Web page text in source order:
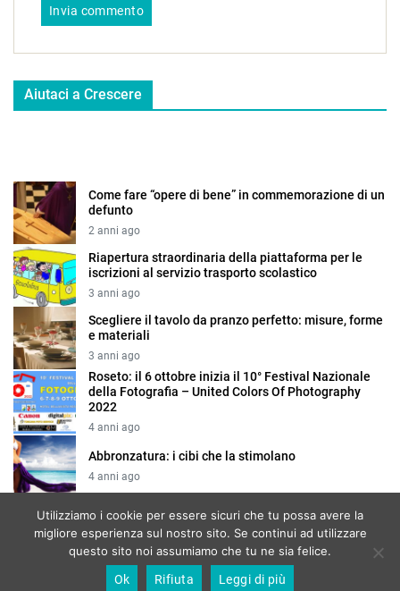
Aiutaci a Crescere
Come fare “opere di bene” in commemorazione di un
defunto
2 anni ago
Riapertura straordinaria della piattaforma per le
iscrizioni al servizio trasporto scolastico
3 anni ago
Scegliere il tavolo da pranzo perfetto: misure, forme
e materiali
3 anni ago
Roseto: il 6 ottobre inizia il 10° Festival Nazionale
della Fotografia – United Colors Of Photography
2022
4 anni ago
Abbronzatura: i cibi che la stimolano
4 anni ago
Cookie
Utilizziamo i cookie per essere sicuri che tu possa avere la
migliore esperienza sul nostro sito. Se continui ad utilizzare
questo sito noi assumiamo che tu ne sia felice.
Ok Rifiuta Leggi di più